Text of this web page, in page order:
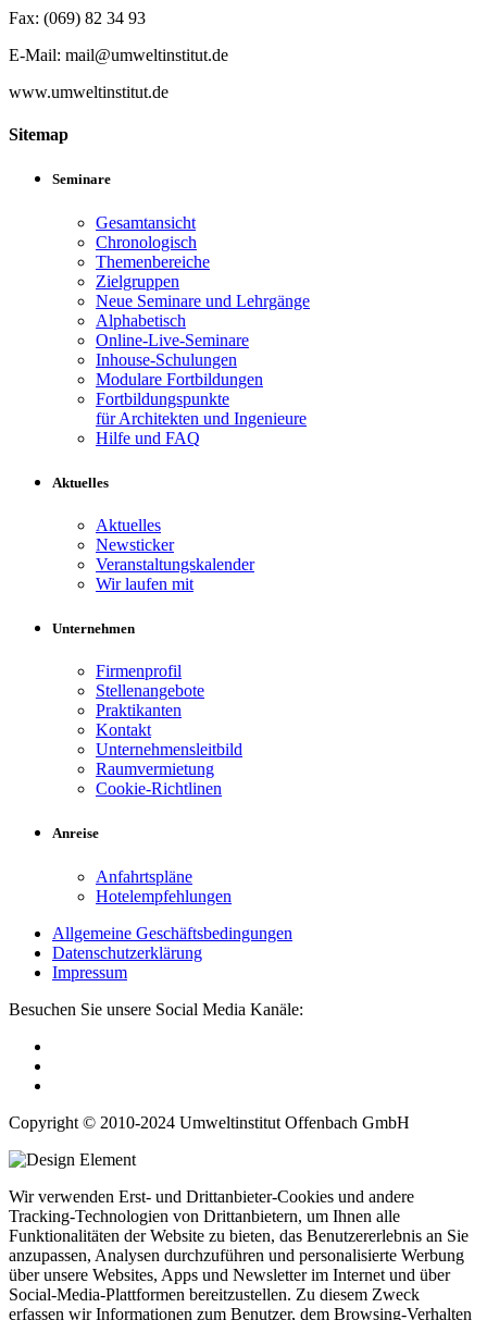
Fax: (069) 82 34 93
E-Mail: mail@umweltinstitut.de
www.umweltinstitut.de
Sitemap
Seminare
Gesamtansicht
Chronologisch
Themenbereiche
Zielgruppen
Neue Seminare und Lehrgänge
Alphabetisch
Online-Live-Seminare
Inhouse-Schulungen
Modulare Fortbildungen
Fortbildungspunkte
für Architekten und Ingenieure
Hilfe und FAQ
Aktuelles
Aktuelles
Newsticker
Veranstaltungskalender
Wir laufen mit
Unternehmen
Firmenprofil
Stellenangebote
Praktikanten
Kontakt
Unternehmensleitbild
Raumvermietung
Cookie-Richtlinen
Anreise
Anfahrtspläne
Hotelempfehlungen
Allgemeine Geschäftsbedingungen
Datenschutzerklärung
Impressum
Besuchen Sie unsere Social Media Kanäle:
Copyright © 2010-2024 Umweltinstitut Offenbach GmbH
Wir verwenden Erst- und Drittanbieter-Cookies und andere
Tracking-Technologien von Drittanbietern, um Ihnen alle
Funktionalitäten der Website zu bieten, das Benutzererlebnis an Sie
anzupassen, Analysen durchzuführen und personalisierte Werbung
über unsere Websites, Apps und Newsletter im Internet und über
Social-Media-Plattformen bereitzustellen. Zu diesem Zweck
erfassen wir Informationen zum Benutzer, dem Browsing-Verhalten